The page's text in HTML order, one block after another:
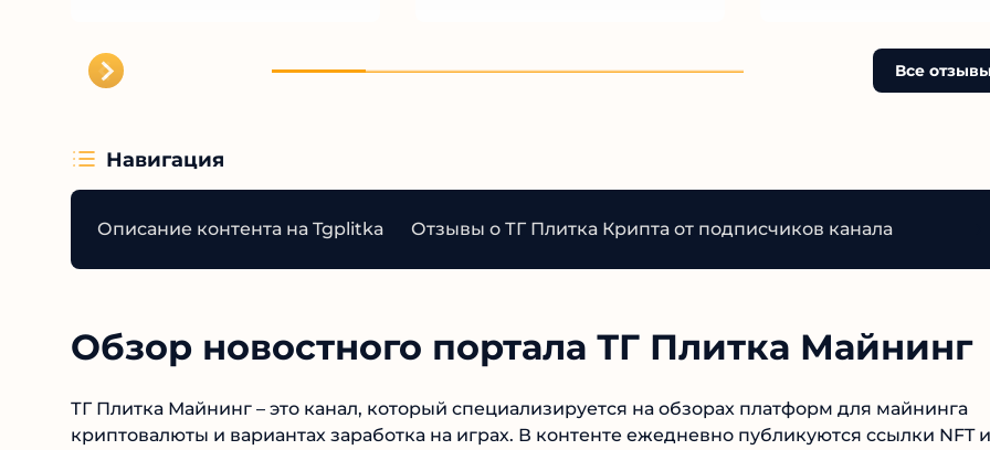
Все отзывы
Навигация
Описание контента на Tgplitka Отзывы о ТГ Плитка Крипта от подписчиков канала
Обзор новостного портала ТГ Плитка Майнинг
ТГ Плитка Майнинг – это канал, который специализируется на обзорах платформ для майнинга
криптовалюты и вариантах заработка на играх. В контенте ежедневно публикуются ссылки NFT и